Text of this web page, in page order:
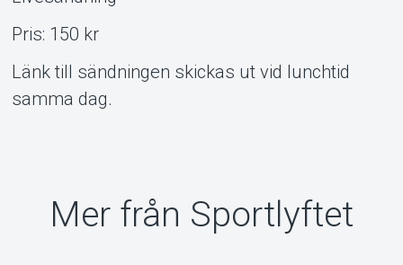
Pris: 150 kr
Länk till sändningen skickas ut vid lunchtid
samma dag.
Mer från Sportlyftet